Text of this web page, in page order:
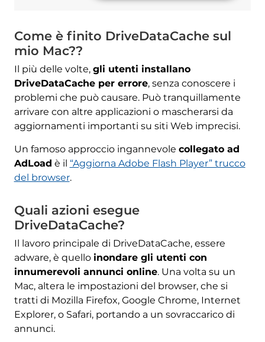
Come è finito DriveDataCache sul
mio Mac??
Il più delle volte, gli utenti installano
DriveDataCache per errore, senza conoscere i
problemi che può causare. Può tranquillamente
arrivare con altre applicazioni o mascherarsi da
aggiornamenti importanti su siti Web imprecisi.
Un famoso approccio ingannevole collegato ad
AdLoad è il “Aggiorna Adobe Flash Player” trucco
del browser.
Quali azioni esegue
DriveDataCache?
Il lavoro principale di DriveDataCache, essere
adware, è quello inondare gli utenti con
innumerevoli annunci online. Una volta su un
Mac, altera le impostazioni del browser, che si
tratti di Mozilla Firefox, Google Chrome, Internet
Explorer, o Safari, portando a un sovraccarico di
annunci.